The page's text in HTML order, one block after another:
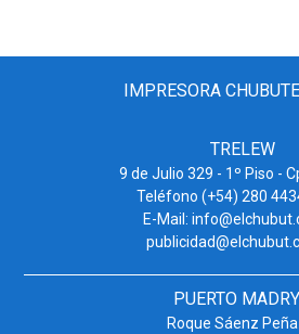
IMPRESORA
TRELEW
9 de Julio 329 - 1º Piso -
Teléfono (+54) 280
E-Mail:
PUERTO
Roque Sáenz